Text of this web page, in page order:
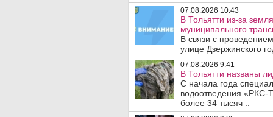
07.08.2026 10:43
В Тольятти из-за
муниципального
В связи с
улице Дзержинского
07.08.2026 9:41
В Тольятти названы
С начала года
водоотведения «РКС-
более 34 тысяч ..